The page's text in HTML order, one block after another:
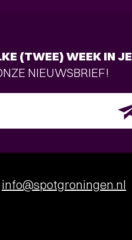
(TWEE) WEEK IN JE
NIEUWSBRIEF!
info@spotgroningen.nl